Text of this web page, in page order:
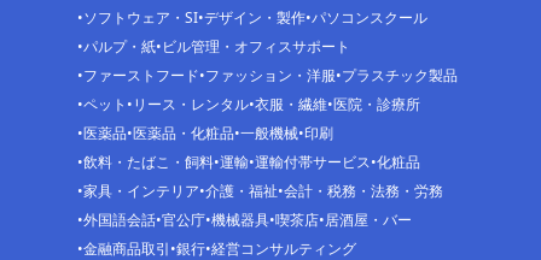
ソフトウェア・SI デザイン・製作 パソコンスクール
パルプ・紙 ビル管理・オフィスサポート
ファーストフード ファッション・洋服 プラスチック製品
ペット リース・レンタル 衣服・繊維 医院・診療所
医薬品 医薬品・化粧品 一般機械 印刷
飲料・たばこ・飼料 運輸 運輸付帯サービス 化粧品
家具・インテリア 介護・福祉 会計・税務・法務・労務
外国語会話 官公庁 機械器具 喫茶店 居酒屋・バー
金融商品取引 銀行 経営コンサルティング